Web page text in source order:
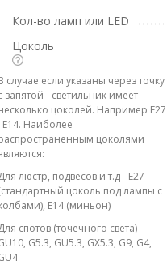
Кол-во ламп или LED
Цоколь
случае если указаны через точку
запятой - светильник имеет
цоколей. Например E27
E14. Наиболее
цоколями
люстр, подвесов и т.д - E27
цоколь под лампы с
E14 (миньон)
спотов (точечного света) -
G5.3, GU5.3, GX5.3, G9, G4,